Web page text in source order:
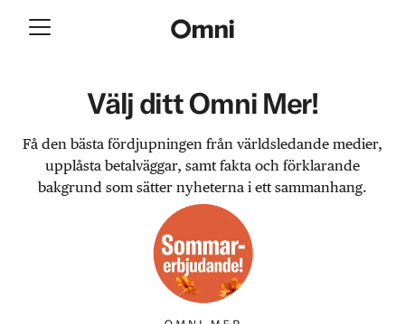
Välj ditt Omni Mer!
Få den bästa fördjupningen från världsledande medier,
upplåsta betalväggar, samt fakta och förklarande
bakgrund som sätter nyheterna i ett sammanhang.